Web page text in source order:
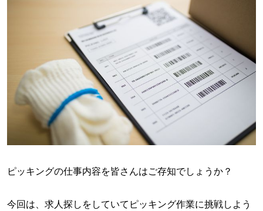
ピッキングの仕事内容を皆さんはご存知でしょうか？
今回は、求人探しをしていてピッキング作業に挑戦しよう